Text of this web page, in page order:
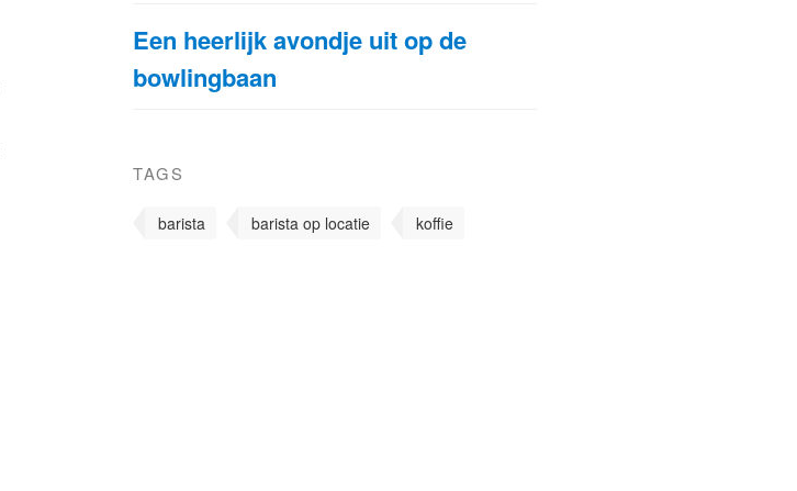
Een heerlijk avondje uit op de
bowlingbaan
TAGS
barista barista op locatie koffie